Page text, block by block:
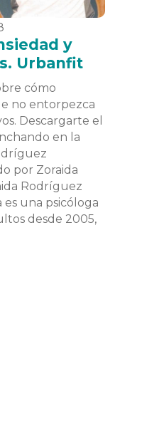
y
Urbanfit
cómo
no entorpezca
Descargarte el
en la
por Zoraida
Rodríguez
es una psicóloga
desde 2005,